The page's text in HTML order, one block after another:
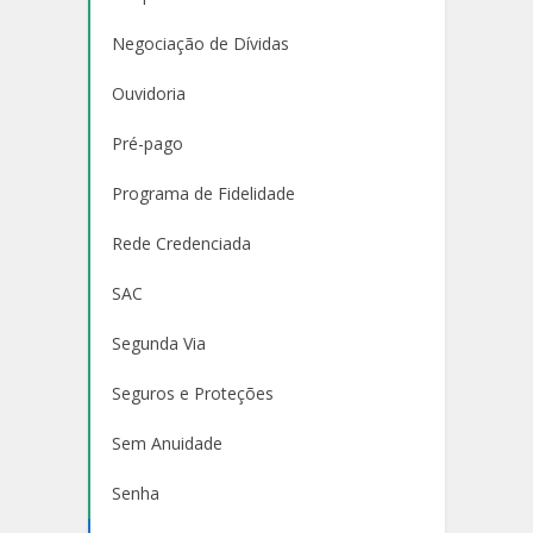
Negociação de Dívidas
Ouvidoria
Pré-pago
Programa de Fidelidade
Rede Credenciada
SAC
Segunda Via
Seguros e Proteções
Sem Anuidade
Senha